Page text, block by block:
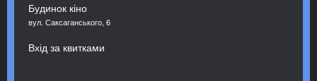
Будинок кіно
вул. Саксаганського, 6
Вхід за квитками